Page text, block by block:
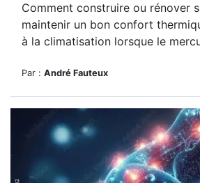
Comment construire ou rénover
maintenir un bon confort
à la climatisation lorsque le
Par : André Fauteux